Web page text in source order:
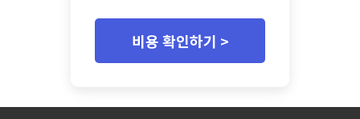
비용 확인하기 >